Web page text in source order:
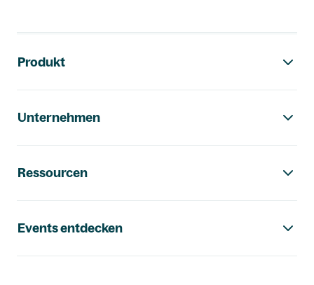
Produkt
Unternehmen
Ressourcen
Events entdecken